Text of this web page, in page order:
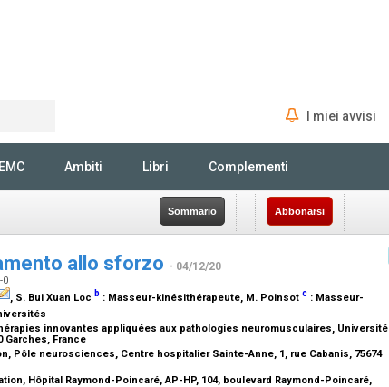
I miei avvisi
Ambiti Libri Complementi
Sommario Abbonarsi
allo sforzo - 04/12/20
0
, S. Bui Xuan Loc b : Masseur-kinésithérapeute, M. Poinsot c : Masseur-
innovantes appliquées aux pathologies neuromusculaires, Université
Garches, France
Pôle neurosciences, Centre hospitalier Sainte-Anne, 1, rue Cabanis, 75674
Hôpital Raymond-Poincaré, AP-HP, 104, boulevard Raymond-Poincaré,